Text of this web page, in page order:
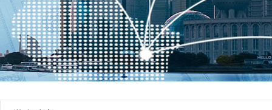
法律顾问
学会章程
地方动态 创新高技术
行
贸易与流